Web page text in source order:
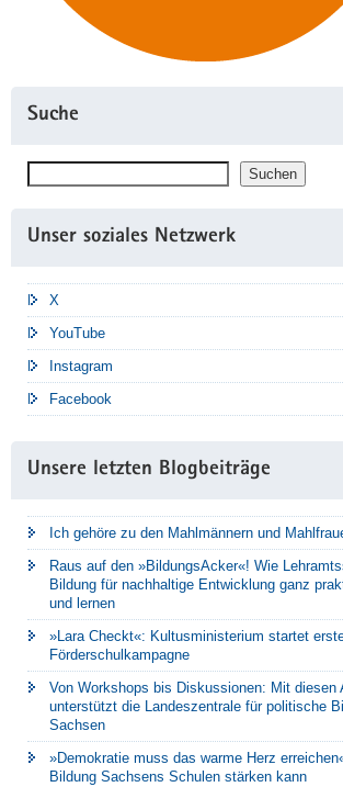
Suche
Suchen
Unser soziales Netzwerk
X
YouTube
Instagram
Facebook
Unsere letzten Blogbeiträge
Ich gehöre zu den Mahlmännern und
Raus auf den »BildungsAcker«! Wie
Bildung für nachhaltige Entwicklung ganz
und lernen
»Lara Checkt«: Kultusministerium startet
Förderschulkampagne
Von Workshops bis Diskussionen: Mit diesen
unterstützt die Landeszentrale für politische
Sachsen
»Demokratie muss das warme Herz
Bildung Sachsens Schulen stärken kann